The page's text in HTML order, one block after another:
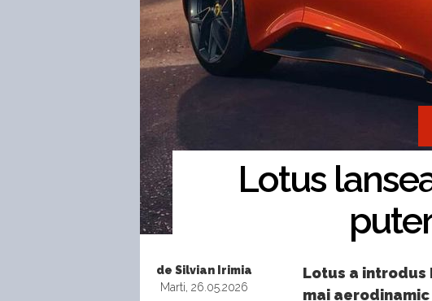
Lotus
de Silvian Irimia
Marti, 26.05.2026
Lotus a introdus
mai